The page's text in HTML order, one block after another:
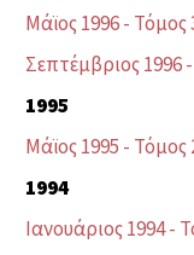
Μάϊος 1996 - Τόμος
Σεπτέμβριος 1996
1995
Μάϊος 1995 - Τόμος
1994
Ιανουάριος 1994 -